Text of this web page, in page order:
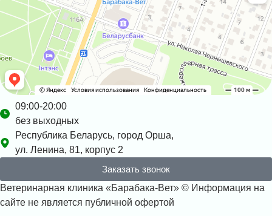
09:00-20:00
без выходных
Республика Беларусь, город Орша,
ул. Ленина, 81, корпус 2
Заказать звонок
Ветеринарная клиника «Барабака-Вет» © Информация на
сайте не является публичной офертой